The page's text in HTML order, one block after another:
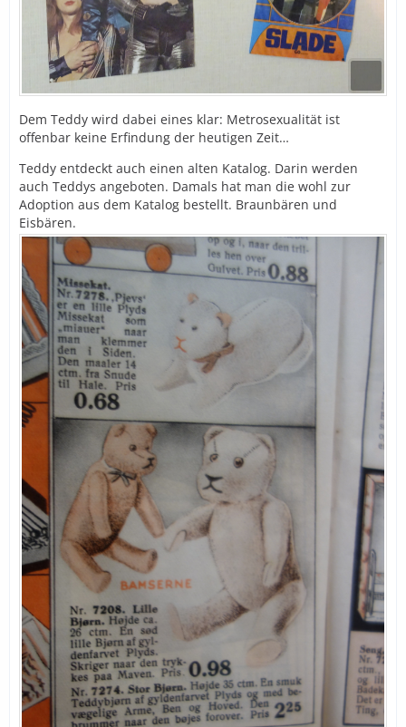
Dem Teddy wird dabei eines klar: Metrosexualität ist
offenbar keine Erfindung der heutigen Zeit…
Teddy entdeckt auch einen alten Katalog. Darin werden
auch Teddys angeboten. Damals hat man die wohl zur
Adoption aus dem Katalog bestellt. Braunbären und
Eisbären.